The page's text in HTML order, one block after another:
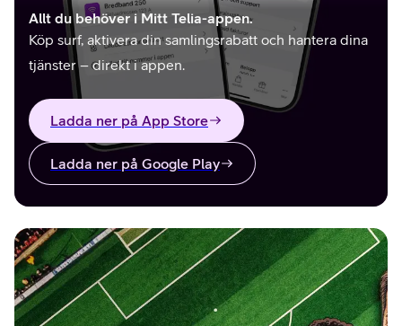
Allt du behöver i Mitt Telia-appen.
Köp surf, aktivera din samlingsrabatt och hantera dina
tjänster – direkt i appen.
Ladda ner på App Store
Ladda ner på Google Play